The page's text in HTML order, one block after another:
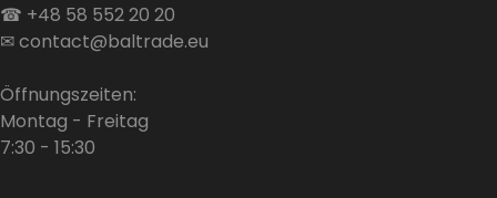
☎ +48 58 552 20 20
✉contact@baltrade.eu
Öffnungszeiten:
Montag - Freitag
7:30 - 15:30